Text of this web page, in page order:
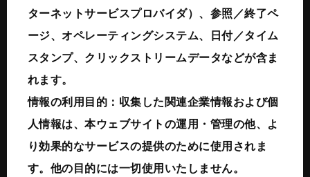
ターネットサービスプロバイダ）、参照／終了ペ
ージ、オペレーティングシステム、日付／タイム
スタンプ、クリックストリームデータなどが含ま
れます。
情報の利用目的：収集した関連企業情報および個
人情報は、本ウェブサイトの運用・管理の他、よ
り効果的なサービスの提供のために使用されま
す。他の目的には一切使用いたしません。